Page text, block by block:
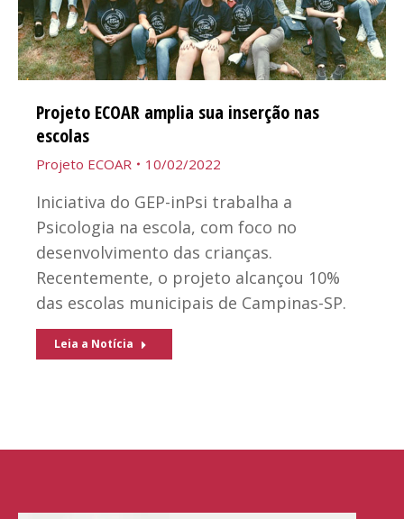
Projeto ECOAR amplia sua inserção nas
escolas
Projeto ECOAR 10/02/2022
Iniciativa do GEP-inPsi trabalha a
Psicologia na escola, com foco no
desenvolvimento das crianças.
Recentemente, o projeto alcançou 10%
das escolas municipais de Campinas-SP.
Leia a Notícia